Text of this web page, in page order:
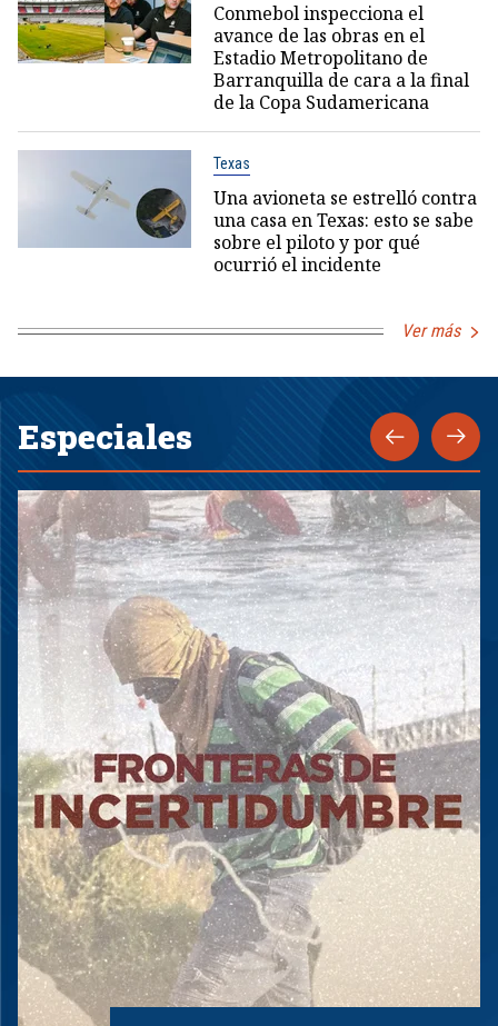
Conmebol inspecciona el
avance de las obras en el
Estadio Metropolitano de
Barranquilla de cara a la final
de la Copa Sudamericana
Texas
Una avioneta se estrelló contra
una casa en Texas: esto se sabe
sobre el piloto y por qué
ocurrió el incidente
Ver más
Especiales